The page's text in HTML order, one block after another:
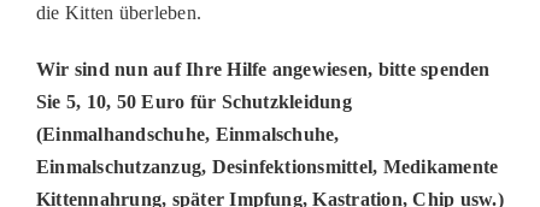
die Kitten überleben.
Wir sind nun auf Ihre Hilfe angewiesen, bittespenden
Sie 5, 10, 50 Euro für Schutzkleidung
(Einmalhandschuhe, Einmalschuhe,
Einmalschutzanzug, Desinfektionsmittel, Medikamente
Kittennahrung, später Impfung, Kastration, Chip usw.)